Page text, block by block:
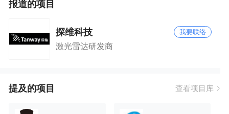
报道的项目
探维科技 我要联络
激光雷达研发商
提及的项目 查看项目库